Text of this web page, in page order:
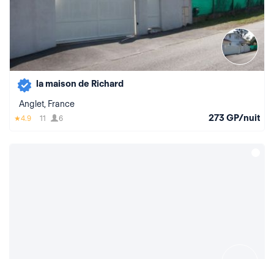
la maison de Richard
Anglet, France
4.9 11 6 273 GP/nuit